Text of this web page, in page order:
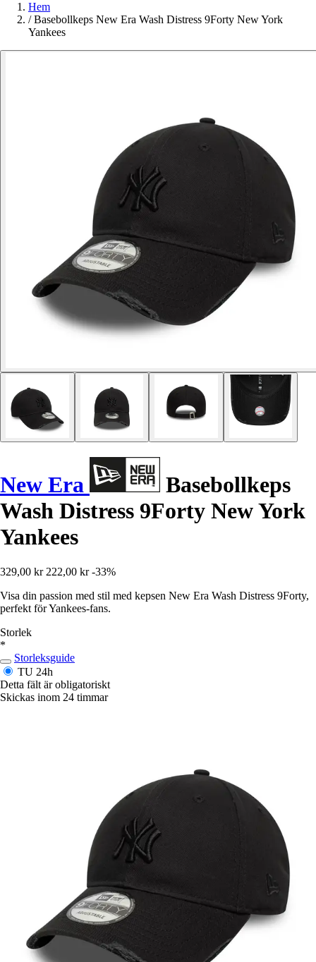
Hem
/ Basebollkeps New Era Wash Distress 9Forty New York
Yankees
New Era
Basebollkeps
Wash Distress 9Forty New York
Yankees
329,00 kr 222,00 kr -33%
Visa din passion med stil med kepsen New Era Wash Distress 9Forty,
perfekt för Yankees-fans.
Storlek
*
Storleksguide
TU 24h
Detta fält är obligatoriskt
Skickas inom 24 timmar